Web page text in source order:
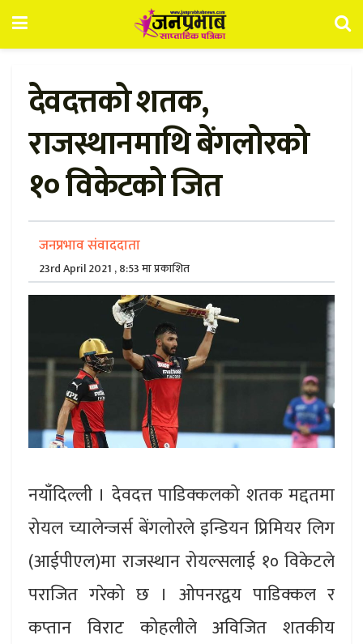
देवदत्तको शतक,
राजस्थानमाथि बेंगलोरको
१० विकेटको जित
जनप्रभाव संवाददाता
23rd April 2021 , 8:53 मा प्रकाशित
नयाँदिल्ली । देवदत्त पाडिक्कलको शतक मद्दतमा
रोयल च्यालेन्जर्स बेंगलोरले इन्डियन प्रिमियर लिग
(आईपीएल)मा राजस्थान रोयल्सलाई १० विकेटले
पराजित गरेको छ । ओपनरद्वय पाडिक्कल र
कप्तान विराट कोहलीले अविजित शतकीय